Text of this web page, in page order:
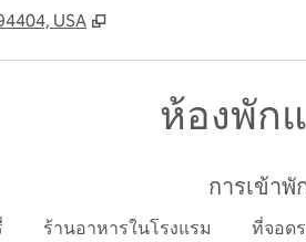
USA ,
ห้องพัก
การเข้า
ร้านอาหารในโรงแรม ที่จอด